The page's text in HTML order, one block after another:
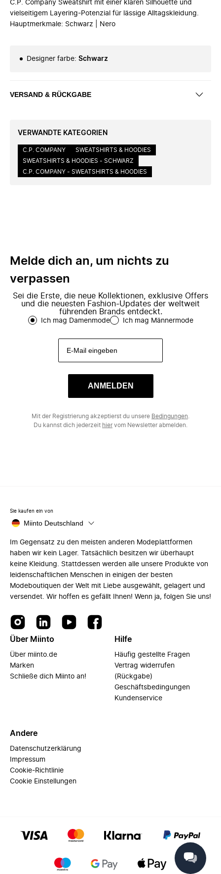
C.P. Company Sweatshirt mit einer klaren Silhouette und
vielseitigem Layering-Potenzial für lässige Alltagskleidung.
Hauptmerkmale: Schwarz | Nero
Designer farbe: Schwarz
VERSAND & RÜCKGABE
VERWANDTE KATEGORIEN
C.P. COMPANY
SWEATSHIRTS & HOODIES
SWEATSHIRTS & HOODIES - SCHWARZ
C.P. COMPANY - SWEATSHIRTS & HOODIES
Melde dich an, um nichts zu
verpassen
Sei die Erste, die neue Kollektionen, exklusive Offers
und die neuesten Fashion-Updates der weltweit
führenden Brands entdeckt.
Ich mag Damenmode Ich mag Männermode
ANMELDEN
Mit der Registrierung akzeptierst du unsere Bedingungen
Du kannst dich jederzeit hiervom Newsletter abmelden.
Sie kaufen ein von
Miinto Deutschland
Im Gegensatz zu den meisten anderen Modeplattformen
haben wir kein Lager. Tatsächlich besitzen wir überhaupt
keine Kleidung. Stattdessen werden alle unsere Produkte von
leidenschaftlichen Menschen in einigen der besten
Modeboutiquen der Welt mit Liebe ausgewählt, gelagert und
versendet. Wir hoffen es gefällt Ihnen! Wenn ja, folgen Sie uns!
Über Miinto
Über miinto.de
Marken
Schließe dich Miinto an!
Hilfe
Häufig gestellte Fragen
Vertrag widerrufen
(Rückgabe)
Geschäftsbedingungen
Kundenservice
Andere
Datenschutzerklärung
Impressum
Cookie-Richtlinie
Cookie Einstellungen